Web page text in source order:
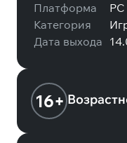
Платформа
PC
Категория
Дата выхода
16+